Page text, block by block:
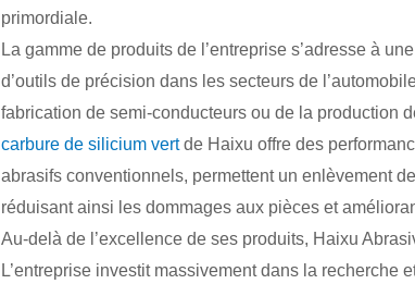
primordiale.
La gamme de produits de l’entreprise s’adresse à
d’outils de précision dans les secteurs de
fabrication de semi-conducteurs ou de la production
carbure de silicium vertde Haixu offre des
abrasifs conventionnels, permettent un enlèvement
réduisant ainsi les dommages aux pièces et
Au-delà de l’excellence de ses produits, Haixu
L’entreprise investit massivement dans la recherche